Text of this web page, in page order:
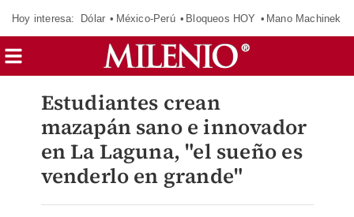
Hoy interesa: Dólar México-Perú Bloqueos HOY Mano Machinek
Estudiantes crean
mazapán sano e innovador
en La Laguna, "el sueño es
venderlo en grande"